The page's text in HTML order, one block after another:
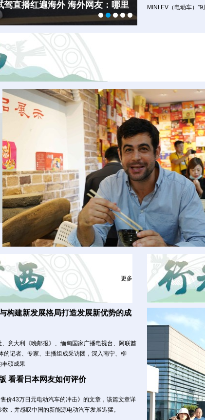
【外媒看广西
驾直播红遍海外 海外网友：哪里
【外媒看广西
MINI EV（电动车）
更多
构建新发展格局打造发展新优势的成
意大利《晚邮报》、缅甸国家广播电视台、阿联酋
记者、专家、主播组成采访团，深入南宁、柳
丰硕成果
看看日本网友如何评价
价43万日元电动汽车的冲击》的文章，该篇文章详
，并感叹中国的新能源电动汽车发展迅猛。